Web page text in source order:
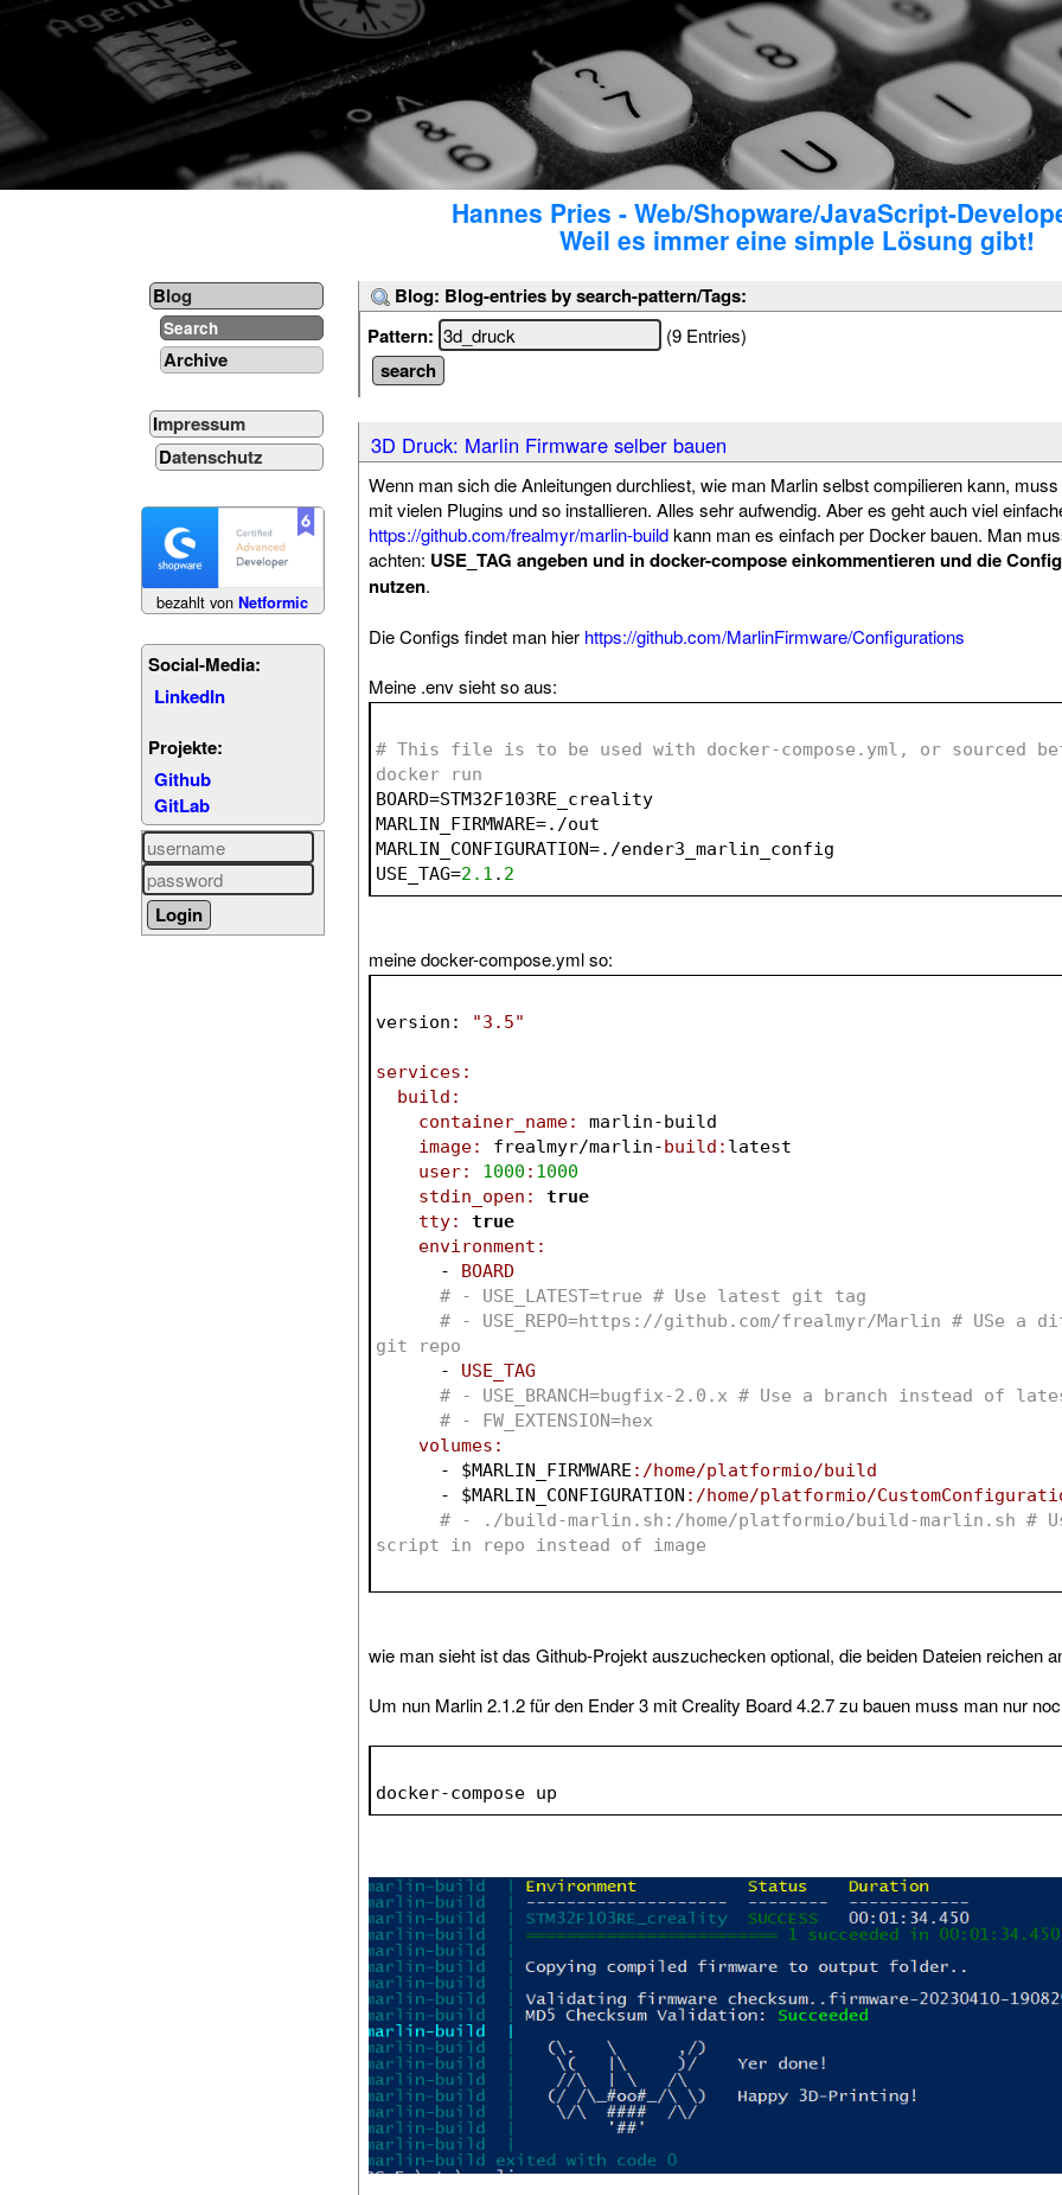
Hannes Pries - Web/Shopware/JavaScript-
Weil es immer eine simple Lösung gibt!
Blog
Search
Archive
Impressum
Datenschutz
bezahlt vonNetformic
Social-Media:
LinkedIn
Projekte:
Github
GitLab
Blog: Blog-entries by search-pattern/Tags:
Pattern:
(9 Entries)
3D Druck: Marlin Firmware selber bauen
Wenn man sich die Anleitungen durchliest, wie man Marlin selbst compilieren kann,
mit vielen Plugins und so installieren. Alles sehr aufwendig. Aber es geht auch viel
https://github.com/frealmyr/marlin-buildkann man es einfach per Docker bauen. Man
achten: USE_TAG angeben und in docker-compose einkommentieren und die
nutzen.
Die Configs findet man hier https://github.com/MarlinFirmware/Configurations
Meine .env sieht so aus:
# This file is to be used with docker-compose.yml, or sourced
docker run
BOARD=STM32F103RE_creality
MARLIN_FIRMWARE=./out
MARLIN_CONFIGURATION=./ender3_marlin_config
USE_TAG=2.1 . 2
meine docker-compose.yml so:
version : "3.5"
services:
build:
container_name:
marlin-build
image:
frealmyr/marlin-build: latest
user:
1000 : 1000
stdin_open:
true
tty:
true
environment:
      -
BOARD
# - USE_LATEST=true # Use latest git tag
# - USE_REPO=https://github.com/frealmyr/Marlin # USe a
git repo
      -
USE_TAG
# - USE_BRANCH=bugfix-2.0.x # Use a branch instead of
# - FW_EXTENSION=hex
volumes:
      -
$MARLIN_FIRMWARE :/home/platformio/build
      -
$MARLIN_CONFIGURATION :/home/platformio/
# - ./build-marlin.sh:/home/platformio/build-marlin.sh #
script in repo instead of image
wie man sieht ist das Github-Projekt auszuchecken optional, die beiden Dateien reichen
Um nun Marlin 2.1.2 für den Ender 3 mit Creality Board 4.2.7 zu bauen muss man nur
docker-compose up